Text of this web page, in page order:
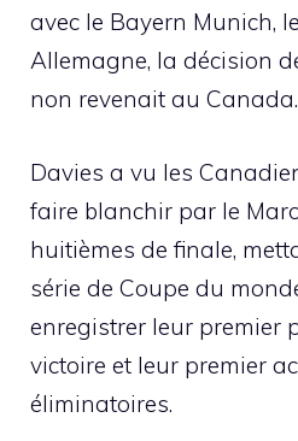
avec le Bayern Munich,
Allemagne, la décision
non revenait au Canada.
Davies a vu les
faire blanchir par le
huitièmes de finale,
série de Coupe du
enregistrer leur premier
victoire et leur premier
éliminatoires.